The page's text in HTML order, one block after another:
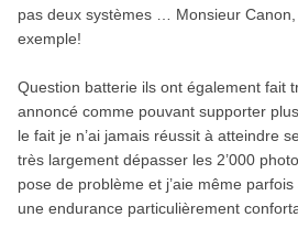
pas deux systèmes … Monsieur
exemple!
Question batterie ils ont également fait
annoncé comme pouvant supporter
le fait je n’ai jamais réussit à atteindre
très largement dépasser les 2’000
pose de problème et j’aie même parfois
une endurance particulièrement